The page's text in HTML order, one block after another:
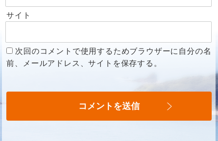
サイト
次回のコメントで使用するためブラウザーに自分の名
前、メールアドレス、サイトを保存する。